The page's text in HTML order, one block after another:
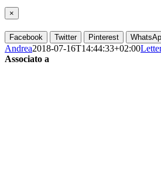
×
Facebook Twitter Pinterest
Andrea2018-07-16T14:44:33+02:00
Associato a